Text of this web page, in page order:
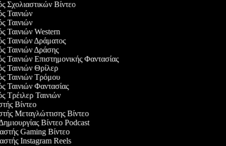
Σχολιαστικών Βίντεο
Ταινιών
Ταινιών
Ταινιών Western
Ταινιών Δράματος
Ταινιών Δράσης
Ταινιών Επιστημονικής Φαντασίας
Ταινιών Θρίλερ
Ταινιών Τρόμου
Ταινιών Φαντασίας
Τρέιλερ Ταινιών
Βίντεο
Μεταγλώττισης Βίντεο
Βίντεο Podcast
Gaming Βίντεο
Instagram Reels